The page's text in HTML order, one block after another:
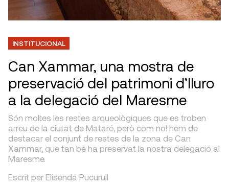
INSTITUCIONAL
Can Xammar, una mostra de
preservació del patrimoni d’Iluro
a la delegació del Maresme
Són moltes les restes arqueològiques que es troben
arreu de la ciutat de Mataró, però com no! hem de
destacar el conjunt de restes de la zona de Can
Xammar, que tan bé ha preservat la nostra delegació al
Maresme.
Escrit per Elisenda Pucurull